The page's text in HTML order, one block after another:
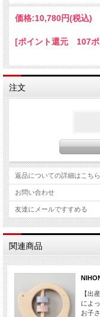
価格:10,780円(税込)
[ポイント還元 107ポ
注文
返品についての詳細はこちら
お問い合わせ
友達にメールですすめる
関連商品
【出
によ
お子